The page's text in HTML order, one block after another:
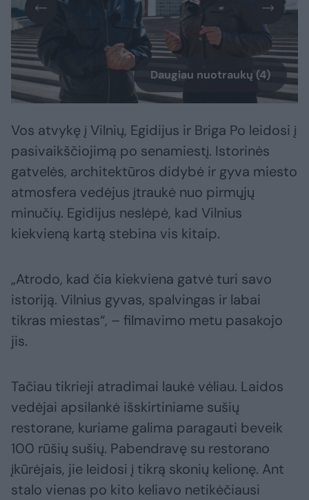
Daugiau nuotraukų (4)
Vos atvykę į Vilnių, Egidijus ir Briga Po leidosi į
pasivaikščiojimą po senamiestį. Istorinės
gatvelės, architektūros didybė ir gyva miesto
atmosfera vedėjus įtraukė nuo pirmųjų
minučių. Egidijus neslėpė, kad Vilnius
kiekvieną kartą stebina vis kitaip.
„Atrodo, kad čia kiekviena gatvė turi savo
istoriją. Vilnius gyvas, spalvingas ir labai
tikras miestas“, – filmavimo metu pasakojo
jis.
Tačiau tikrieji atradimai laukė vėliau. Laidos
vedėjai apsilankė išskirtiniame sušių
restorane, kuriame galima paragauti beveik
100 rūšių sušių. Pabendravę su restorano
įkūrėjais, jie leidosi į tikrą skonių kelionę. Ant
stalo vienas po kito keliavo netikėčiausi